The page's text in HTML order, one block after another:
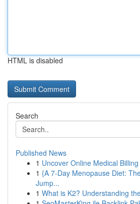
HTML is disabled
Search
Published News
1 Uncover Online Medical
1 {A 7-Day Menopause Diet:
Jump...
1 What is K2? Understanding